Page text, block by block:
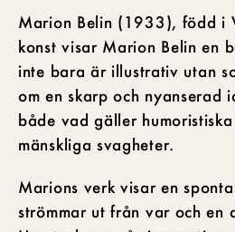
Marion Belin (1933), född i
konst visar Marion Belin en
inte bara är illustrativ utan
om en skarp och nyanserad
både vad gäller
mänskliga svagheter.
Marions verk visar en
strömmar ut från var och en